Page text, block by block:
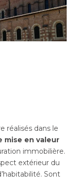
réalisés dans le
mise en valeur
immobilière.
extérieur du
Sont